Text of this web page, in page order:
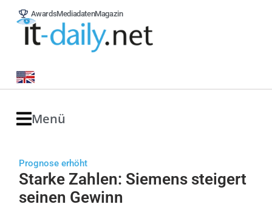
AwardsMediadatenMagazin
Menü
Prognose erhöht
Starke Zahlen: Siemens steigert
seinen Gewinn